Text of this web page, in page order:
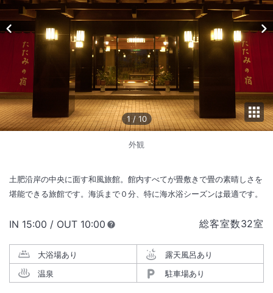
1 / 10
外観
土肥沿岸の中央に面す和風旅館。館内すべてが畳敷きで畳の素晴しさを
堪能できる旅館です。海浜まで０分、特に海水浴シーズンは最適です。
総客室数32室
IN チェックイン
15:00 / OUT チェックアウト
10:00
大浴場あり
露天風呂あり
温泉
駐車場あり